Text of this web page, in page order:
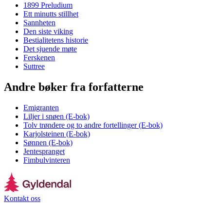
1899 Preludium
Ett minutts stillhet
Sannheten
Den siste viking
Bestialitetens historie
Det sjuende møte
Ferskenen
Suttree
Andre bøker fra forfatterne
Emigranten
Liljer i snøen (E-bok)
Tolv trøndere og to andre fortellinger (E-bok)
Karjolsteinen (E-bok)
Sønnen (E-bok)
Jentespranget
Fimbulvinteren
Kontakt oss